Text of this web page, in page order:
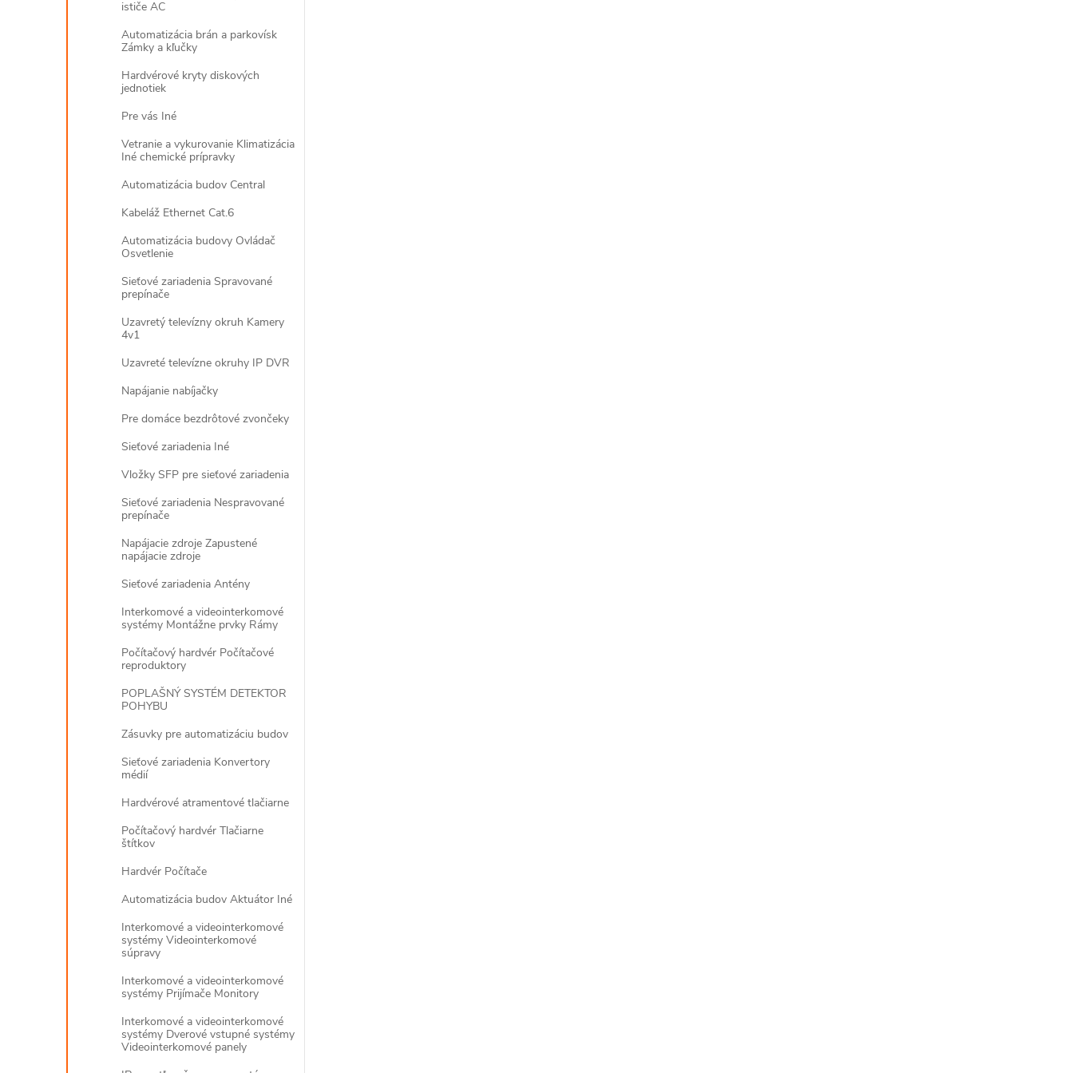
ističe AC
Automatizácia brán a parkovísk
Zámky a kľučky
Hardvérové kryty diskových
jednotiek
Pre vás Iné
Vetranie a vykurovanie Klimatizácia
Iné chemické prípravky
Automatizácia budov Central
Kabeláž Ethernet Cat.6
Automatizácia budovy Ovládač
Osvetlenie
Sieťové zariadenia Spravované
prepínače
Uzavretý televízny okruh Kamery
4v1
Uzavreté televízne okruhy IP DVR
Napájanie nabíjačky
Pre domáce bezdrôtové zvončeky
Sieťové zariadenia Iné
Vložky SFP pre sieťové zariadenia
Sieťové zariadenia Nespravované
prepínače
Napájacie zdroje Zapustené
napájacie zdroje
Sieťové zariadenia Antény
Interkomové a videointerkomové
systémy Montážne prvky Rámy
Počítačový hardvér Počítačové
reproduktory
POPLAŠNÝ SYSTÉM DETEKTOR
POHYBU
Zásuvky pre automatizáciu budov
Sieťové zariadenia Konvertory
médií
Hardvérové atramentové tlačiarne
Počítačový hardvér Tlačiarne
štítkov
Hardvér Počítače
Automatizácia budov Aktuátor Iné
Interkomové a videointerkomové
systémy Videointerkomové
súpravy
Interkomové a videointerkomové
systémy Prijímače Monitory
Interkomové a videointerkomové
systémy Dverové vstupné systémy
Videointerkomové panely